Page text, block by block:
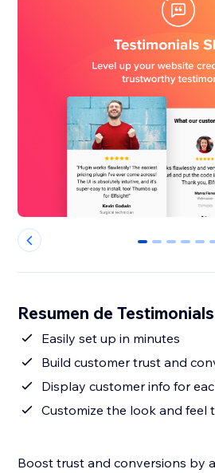
0 1 2 3 4 5
Resumen de
Easily set up in minutes
Build customer trust and
Display customer info for
Customize the look and feel
Boost trust and conversions by